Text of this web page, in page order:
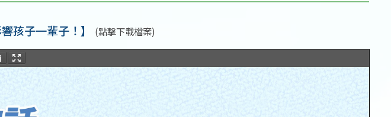
孩子一輩子！】 (點擊下載檔案)